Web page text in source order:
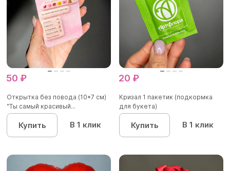
50 ₽
Открытка без повода (10*7 см)
"Ты самый красивый...
Купить В 1 клик
20 ₽
Кризал 1 пакетик (подкормка
для букета)
Купить В 1 клик